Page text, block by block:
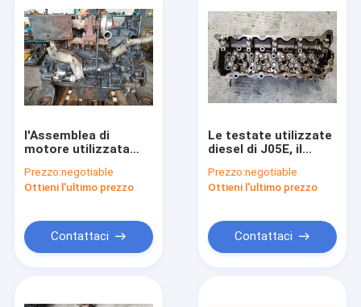
l'Assemblea di
motore utilizzata
pesa per l'originale di
Pc 450-7
Prezzo:negotiable
Ottieni l'ultimo prezzo
Contattaci
Le testate utilizzate
diesel di J05E, il
verso l'escavatore
SK200-8 SK250-8
Prezzo:negotiable
Ottieni l'ultimo prezzo
Contattaci